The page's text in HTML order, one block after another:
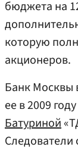
бюджета на
которую
акционеров.
Банк Москвы
ее в 2009
Батуриной